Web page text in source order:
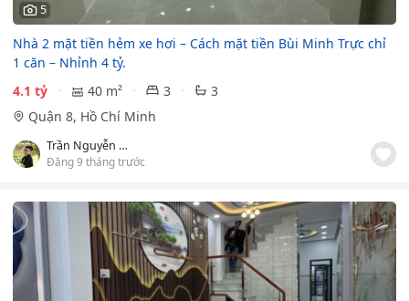
5
Nhà 2 mặt tiền hẻm xe hơi – Cách mặt tiền Bùi Minh Trực chỉ
1 căn – Nhỉnh 4 tỷ.
4.1 tỷ
40 m² 3
3
Quận 8, Hồ Chí Minh
Trần Nguyễn Thanh Hoà
Đăng 9 tháng trước